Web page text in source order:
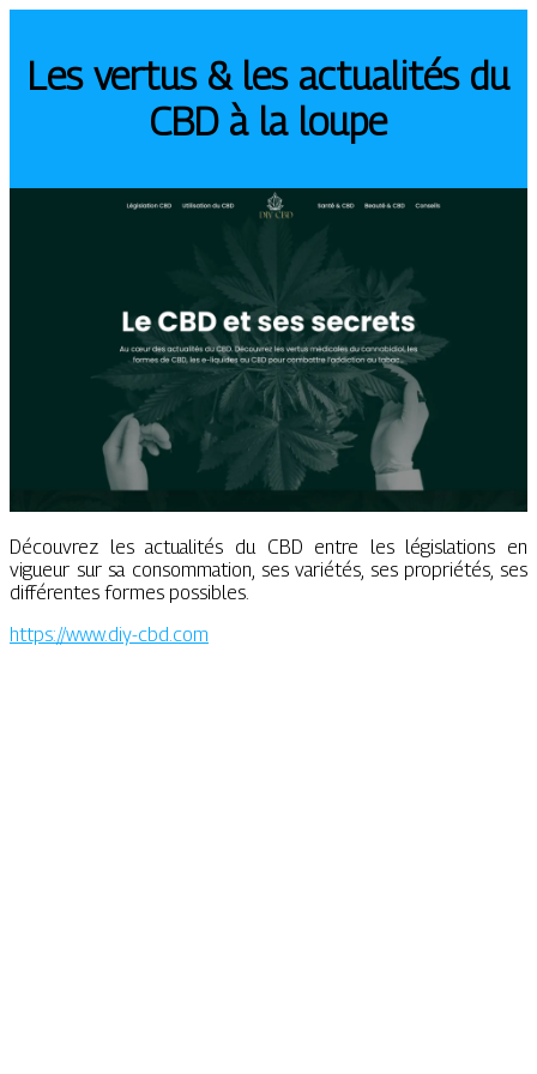
Les vertus & les actualités du
CBD à la loupe
Découvrez les actualités du CBD entre les législations en
vigueur sur sa consommation, ses variétés, ses propriétés, ses
différentes formes possibles.
https://www.diy-cbd.com